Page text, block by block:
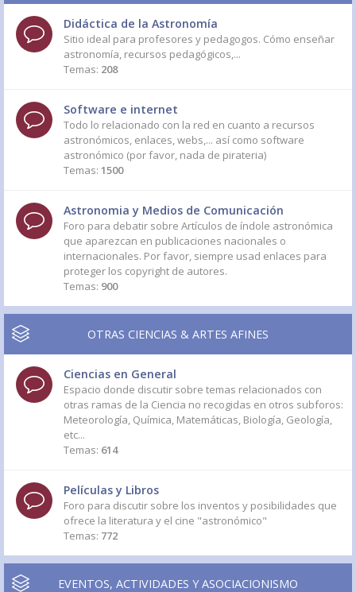
Didáctica de la Astronomía
Sitio ideal para profesores y pedagogos. Cómo enseñar
astronomía, recursos pedagógicos,...
Temas: 208
Software e internet
Todo lo relacionado con la red en cuanto a recursos
astronómicos, enlaces, webs,... así como software
astronómico (por favor, nada de pirateria)
Temas: 1500
Astronomia y Medios de Comunicación
Foro para debatir sobre Artículos de índole astronómica
que aparezcan en publicaciones nacionales o
internacionales. Por favor, siempre usad enlaces para
proteger los copyright de autores.
Temas: 900
OTRAS CIENCIAS & ARTES AFINES
Ciencias en General
Espacio donde discutir sobre temas relacionados con
otras ramas de la Ciencia no recogidas en otros subforos:
Meteorología, Química, Matemáticas, Biología, Geología,
etc...
Temas: 614
Películas y Libros
Foro para discutir sobre los inventos y posibilidades que
ofrece la literatura y el cine "astronómico"
Temas: 772
EVENTOS, ACTIVIDADES Y ASOCIACIONISMO